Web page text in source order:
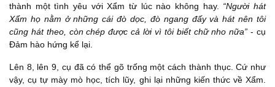
thành một tình yêu với Xẩm từ lúc nào không hay. “Người hát
Xẩm họ nằm ở những cái đò dọc, đò ngang đấy và hát nên tôi
cũng hát theo, còn chép được cả lời vì tôi biết chữ nho nữa” - cụ
Đảm hào hứng kể lại.
Lên 8, lên 9, cụ đã có thể gõ trống một cách thành thục. Cứ như
vậy, cụ tự mày mò học, tích lũy, ghi lại những kiến thức về Xẩm.